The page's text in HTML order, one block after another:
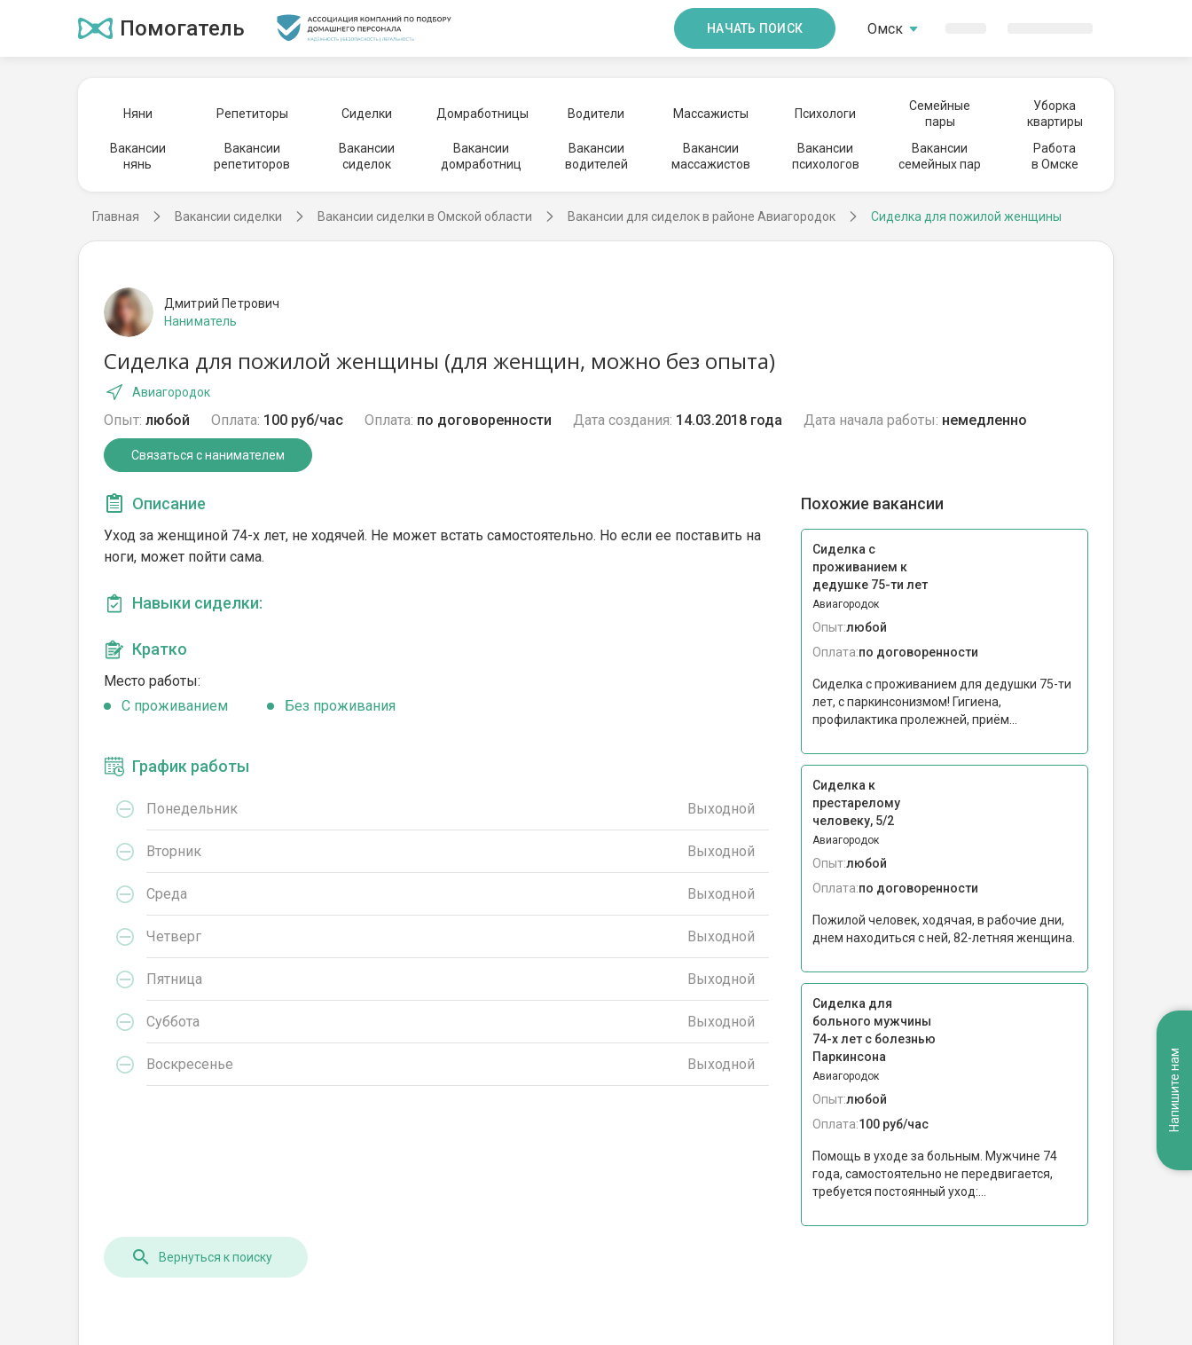
Помогатель НАЧАТЬ ПОИСК Омск
Няни Репетиторы Сиделки Домработницы Водители Массажисты Психологи
Семейные
пары
Уборка
квартиры
Вакансии
нянь
Вакансии
репетиторов
Вакансии
сиделок
Вакансии
домработниц
Вакансии
водителей
Вакансии
массажистов
Вакансии
психологов
Вакансии
семейных пар
Работа
в Омске
Главная Вакансии сиделки Вакансии сиделки в Омской области Вакансии для сиделок в районе Авиагородок Сиделка для пожилой женщины
Дмитрий Петрович
Наниматель
Сиделка для пожилой женщины (для женщин, можно без опыта)
Авиагородок
Опыт: любой Оплата: 100 руб/час Оплата: по договоренности Дата создания: 14.03.2018 года Дата начала работы: немедленно
Связаться с нанимателем
Описание
Уход за женщиной 74-х лет, не ходячей. Не может встать самостоятельно. Но если ее поставить на
ноги, может пойти сама.
Навыки сиделки:
Кратко
Место работы:
C проживанием
Без проживания
График работы
Понедельник Выходной
Вторник Выходной
Среда Выходной
Четверг Выходной
Пятница Выходной
Суббота Выходной
Воскресенье Выходной
Похожие вакансии
Сиделка с
проживанием к
дедушке 75-ти лет
Авиагородок
Опыт:любой
Оплата:по договоренности
Сиделка с проживанием для дедушки 75-ти
лет, с паркинсонизмом! Гигиена,
профилактика пролежней, приём...
Сиделка к
престарелому
человеку, 5/2
Авиагородок
Опыт:любой
Оплата:по договоренности
Пожилой человек, ходячая, в рабочие дни,
днем находиться с ней, 82-летняя женщина.
Сиделка для
больного мужчины
74-х лет с болезнью
Паркинсона
Авиагородок
Опыт:любой
Оплата:100 руб/час
Помощь в уходе за больным. Мужчине 74
года, самостоятельно не передвигается,
требуется постоянный уход:...
Вернуться к поиску
Напишите нам